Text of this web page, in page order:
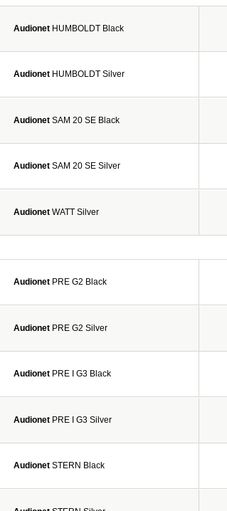
Audionet HUMBOLDT Black
Audionet HUMBOLDT Silver
Audionet SAM 20 SE Black
Audionet SAM 20 SE Silver
Audionet WATT Silver
Audionet PRE G2 Black
Audionet PRE G2 Silver
Audionet PRE I G3 Black
Audionet PRE I G3 Silver
Audionet STERN Black